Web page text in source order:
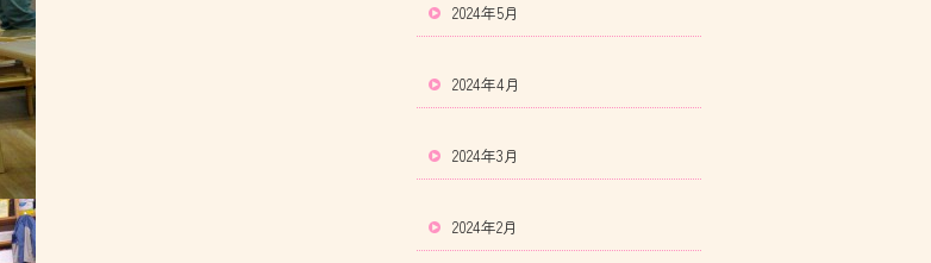
2024年5月
2024年4月
2024年3月
2024年2月